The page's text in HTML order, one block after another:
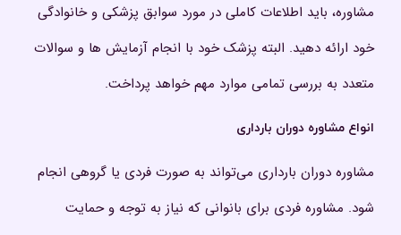
مشاوره، باید اطلاعات کاملی در مورد سوابق پزشکی و خانوادگی
خود ارائه دهید. البته پزشک خود با انجام آزمایش ها و سوالات
متعدد به بررسی تمامی موارد مهم خواهد پرداخت.
انواع مشاوره دوران بارداری
مشاوره دوران بارداری می‌تواند به صورت فردی یا گروهی انجام
شود. مشاوره فردی برای بانوانی که نیاز به توجه و حمایت